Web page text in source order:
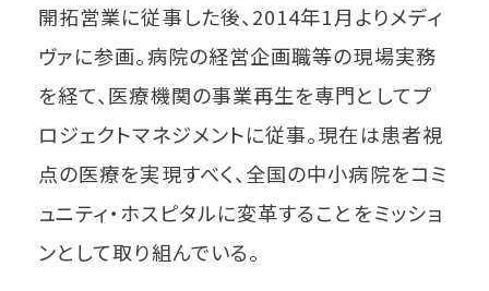
開拓営業に従事した後、2014年1月よりメディ
ヴァに参画。病院の経営企画職等の現場実務
を経て、医療機関の事業再生を専門としてプ
ロジェクトマネジメントに従事。現在は患者視
点の医療を実現すべく、全国の中小病院をコミ
ュニティ・ホスピタルに変革することをミッショ
ンとして取り組んでいる。